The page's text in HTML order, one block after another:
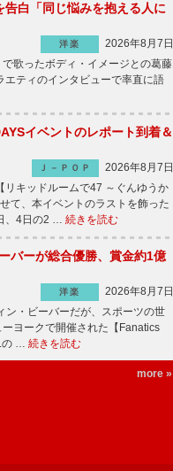
白「同じ悩みを抱える人に
洋楽
2026年8月7日
歌ったボディ・イメージとの葛藤
ティのインタビューで率直に語
イベントのレポート到着＆
Ｊ－ＰＯＰ
2026年8月7日
キッドルームで47 ～ぐんゆうか
て、本イベントのラストを飾った
、4日の2 … 続きを読む
バーが総合優勝、賞金約1億
洋楽
2026年8月7日
・ビーバーだが、スポーツの世
ヨークで開催された【Fanatics
の … 続きを読む
more »